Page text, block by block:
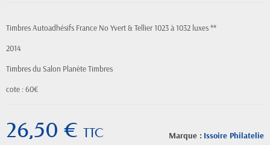
Timbres Autoadhésifs France No Yvert & Tellier 1023 à 1032 luxes **
2014
Timbres du Salon Planète Timbres
cote : 60€
Marque : Issoire Philatelie
26,50 € TTC